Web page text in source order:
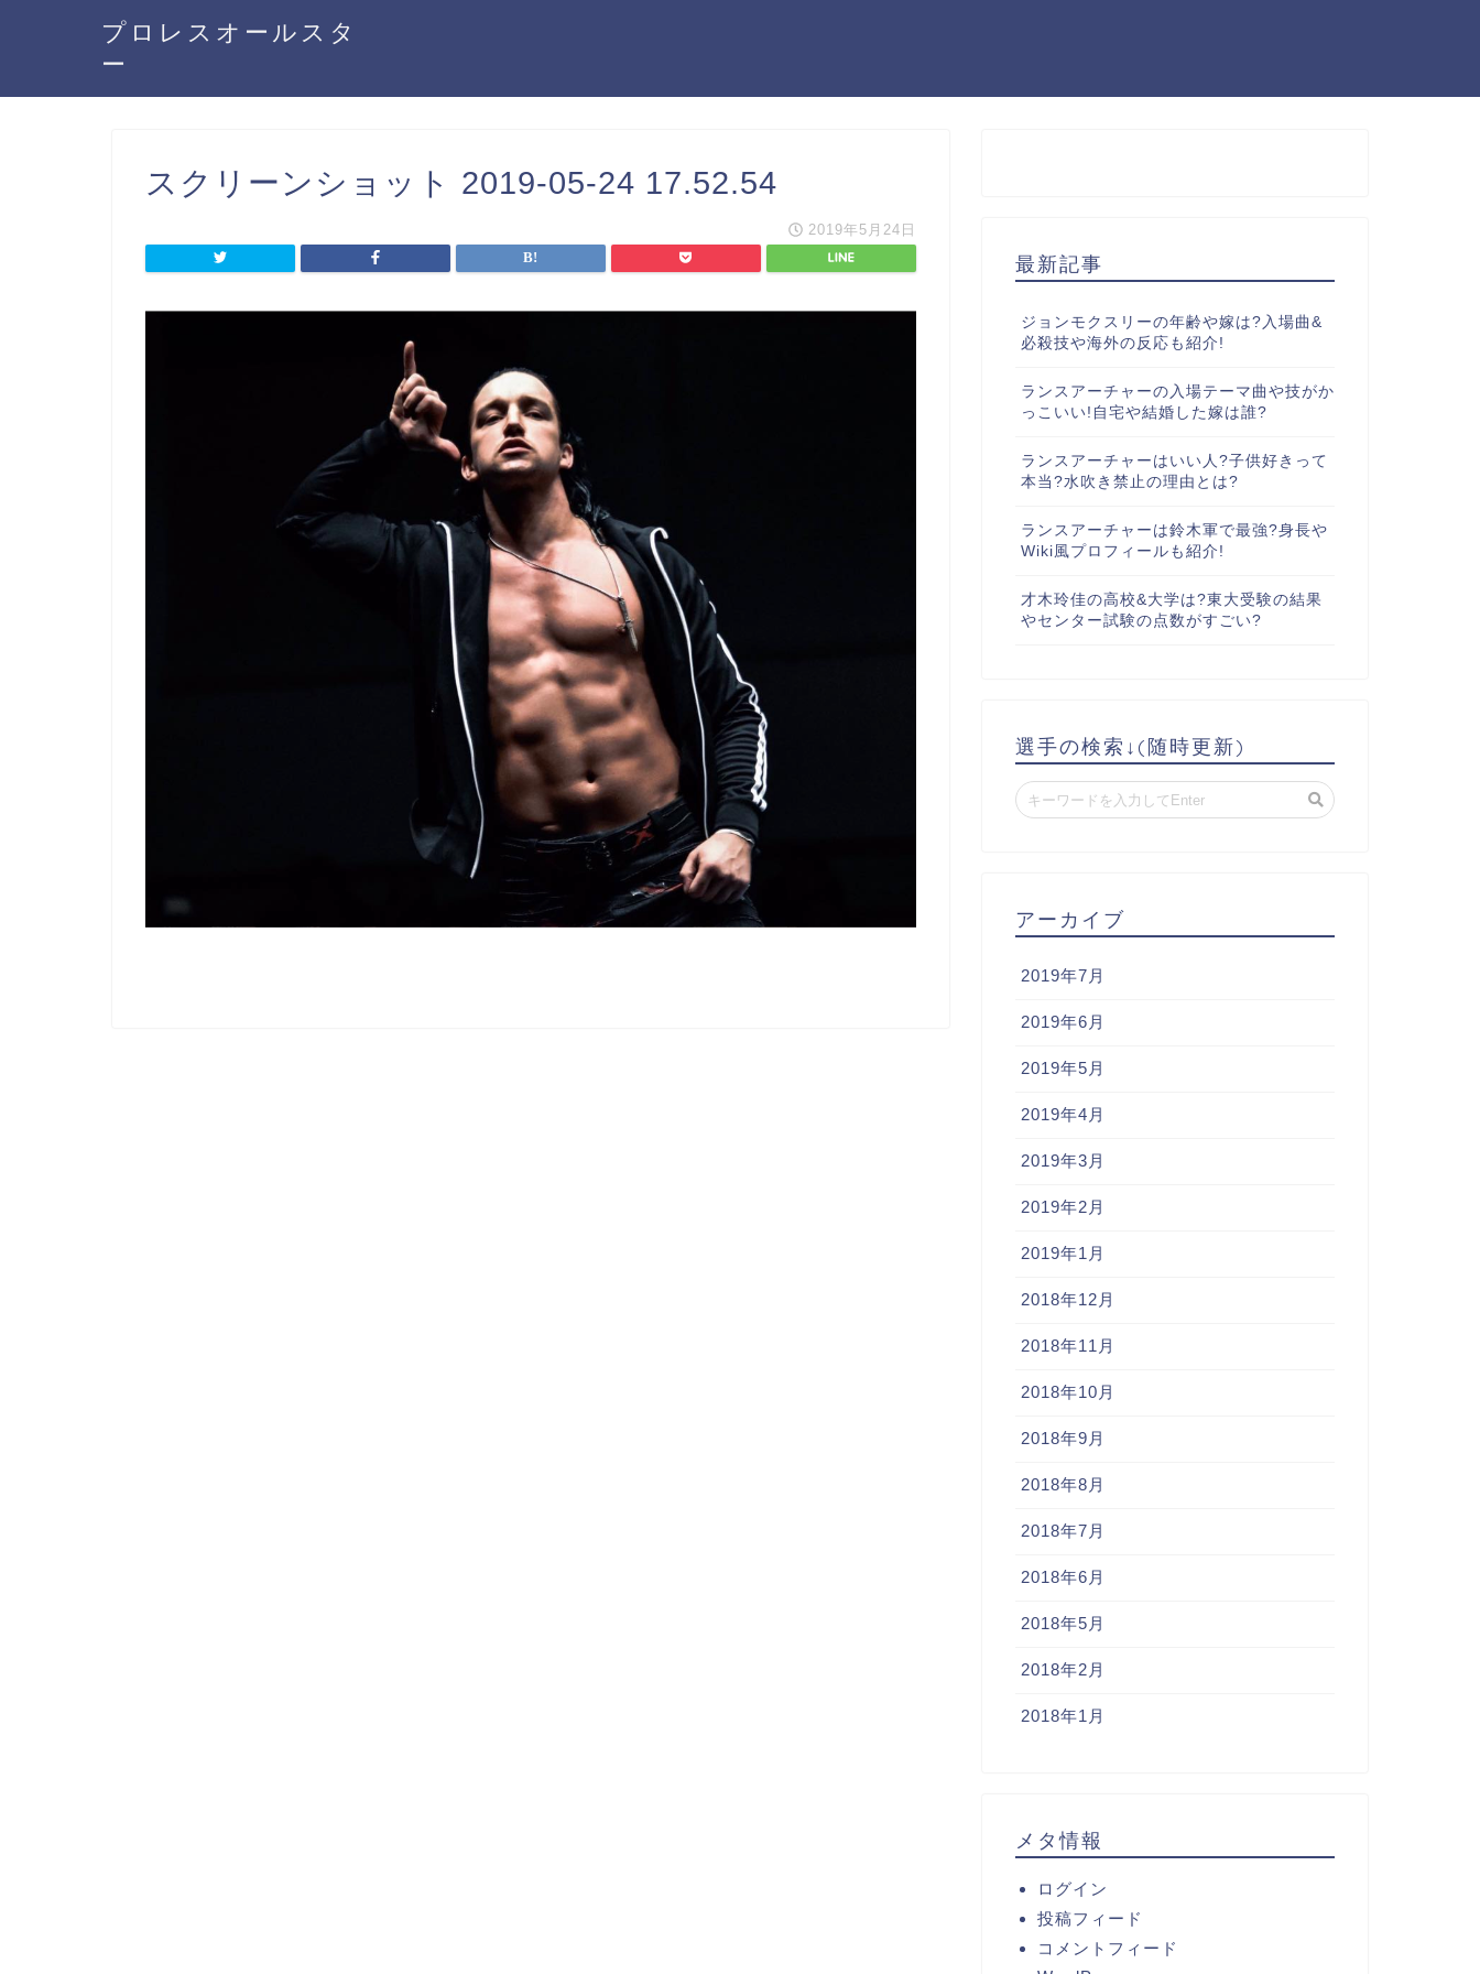
プロレスオールスタ
ー
スクリーンショット 2019-05-24 17.52.54
2019年5月24日
最新記事
ジョンモクスリーの年齢や嫁は?入場曲&
必殺技や海外の反応も紹介!
ランスアーチャーの入場テーマ曲や技がか
っこいい!自宅や結婚した嫁は誰?
ランスアーチャーはいい人?子供好きって
本当?水吹き禁止の理由とは?
ランスアーチャーは鈴木軍で最強?身長や
Wiki風プロフィールも紹介!
才木玲佳の高校&大学は?東大受験の結果
やセンター試験の点数がすごい?
選手の検索↓(随時更新)
アーカイブ
2019年7月
2019年6月
2019年5月
2019年4月
2019年3月
2019年2月
2019年1月
2018年12月
2018年11月
2018年10月
2018年9月
2018年8月
2018年7月
2018年6月
2018年5月
2018年2月
2018年1月
メタ情報
ログイン
投稿フィード
コメントフィード